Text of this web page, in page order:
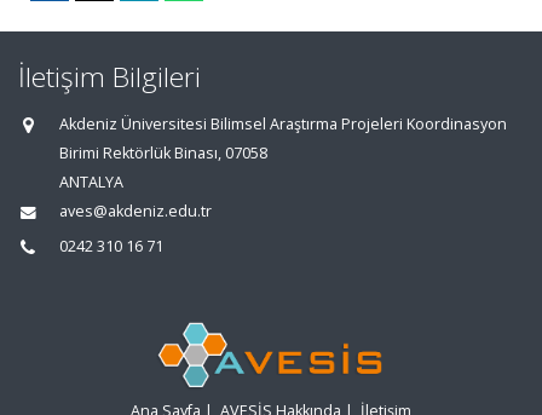
İletişim Bilgileri
Akdeniz Üniversitesi Bilimsel Araştırma Projeleri Koordinasyon
Birimi Rektörlük Binası, 07058
ANTALYA
aves@akdeniz.edu.tr
0242 310 16 71
Ana Sayfa | AVESİS Hakkında | İletişim